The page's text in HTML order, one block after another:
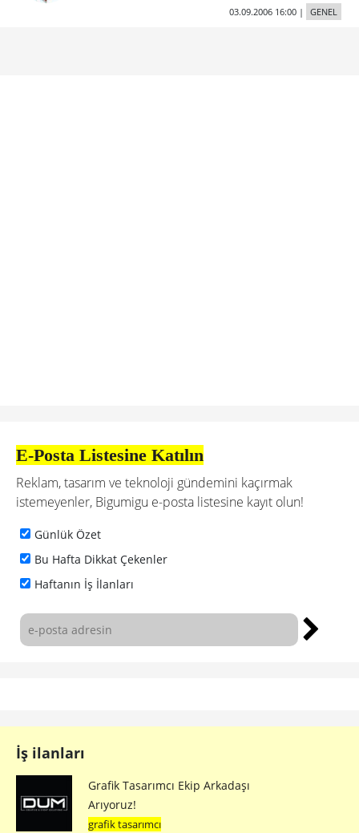
03.09.2006 16:00| GENEL
E-Posta Listesine Katılın
Reklam, tasarım ve teknoloji gündemini kaçırmak
istemeyenler, Bigumigu e-posta listesine kayıt olun!
Günlük Özet
Bu Hafta Dikkat Çekenler
Haftanın İş İlanları
İş ilanları
Grafik Tasarımcı Ekip Arkadaşı
Arıyoruz!
grafik tasarımcı